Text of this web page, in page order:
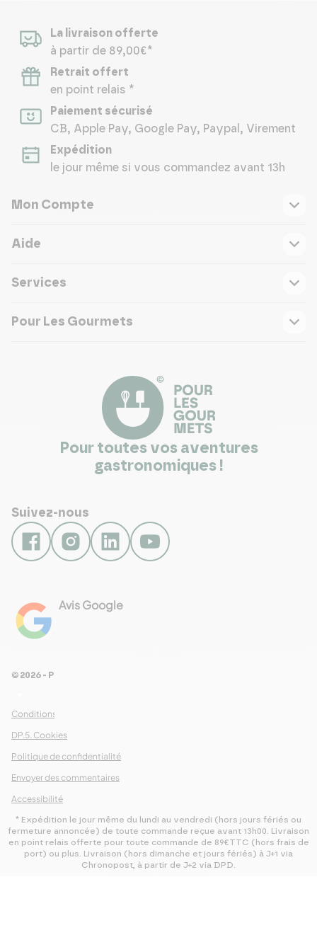
La livraison offerte
à partir de 89,00€*
Retrait offert
en point relais *
Paiement sécurisé
CB, Apple Pay, Google Pay, Paypal, Virement
Expédition
le jour même si vous commandez avant 13h
Mon Compte
Aide
Services
Pour Les Gourmets
Pour toutes vos aventures
gastronomiques !
Suivez-nous
Avis Google
Conditions Générales de Ventes
DP.5. Cookies
Politique de confidentialité
Envoyer des commentaires
Accessibilité
© 2026 - Pour Les Gourmets
* Expédition le jour même du lundi au vendredi (hors jours fériés ou
fermeture annoncée) de toute commande reçue avant 13h00. Livraison
en point relais offerte pour toute commande de 89€TTC (hors frais de
port) ou plus. Livraison (hors dimanche et jours fériés) à J+1 via
Chronopost, à partir de J+2 via DPD.
NEWSLETTER
Envie d’autres
Chaque semaine, nous vous
proposons une nouvelle recette dans